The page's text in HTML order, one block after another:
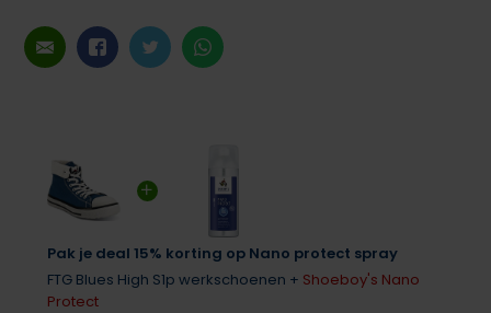
Pak je deal 15% korting op Nano protect spray
FTG Blues High S1p werkschoenen + Shoeboy's Nano
Protect